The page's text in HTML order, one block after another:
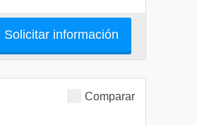
Solicitar información
Comparar